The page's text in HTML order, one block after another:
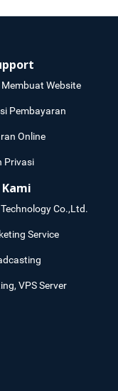
Website
Pembayaran
Online
Privasi
Co.,Ltd.
Service
VPS Server